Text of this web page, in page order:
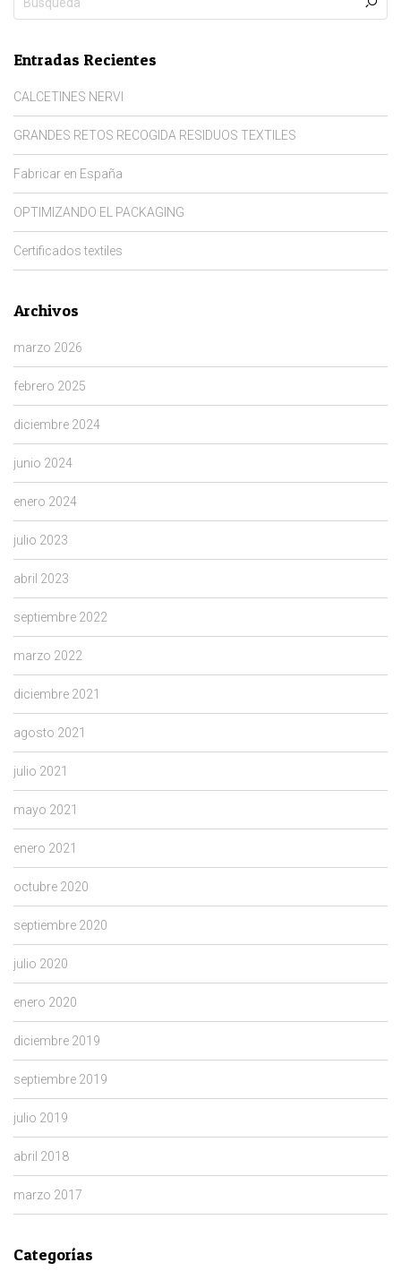
Entradas Recientes
CALCETINES NERVI
GRANDES RETOS RECOGIDA RESIDUOS TEXTILES
Fabricar en España
OPTIMIZANDO EL PACKAGING
Certificados textiles
Archivos
marzo 2026
febrero 2025
diciembre 2024
junio 2024
enero 2024
julio 2023
abril 2023
septiembre 2022
marzo 2022
diciembre 2021
agosto 2021
julio 2021
mayo 2021
enero 2021
octubre 2020
septiembre 2020
julio 2020
enero 2020
diciembre 2019
septiembre 2019
julio 2019
abril 2018
marzo 2017
Categorías